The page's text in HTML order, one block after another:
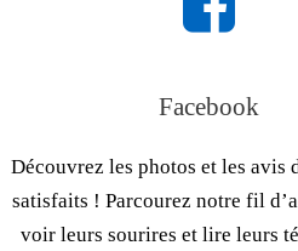
Facebook
Découvrez les photos et les avis
satisfaits ! Parcourez notre fil
voir leurs sourires et lire leurs